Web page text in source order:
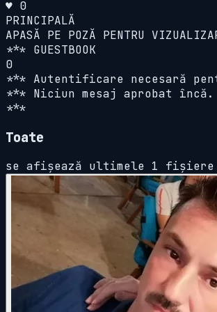
♥ 0
PRINCIPALĂ
APASĂ PE POZĂ PENTRU
*** GUESTBOOK
0
*** Autentificare necesară
*** Niciun mesaj aprobat încă.
***
Toate
se afișează ultimele 1 fișiere